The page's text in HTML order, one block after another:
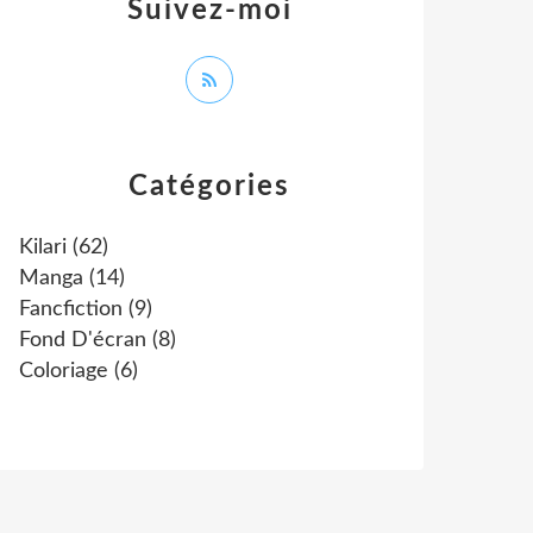
Catégories
Kilari (62)
Manga (14)
Fancfiction (9)
Fond D'écran (8)
Coloriage (6)
Suivez-moi